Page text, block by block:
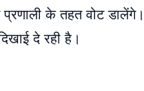
के तहत वोट डालेंगे।
दे रही है।